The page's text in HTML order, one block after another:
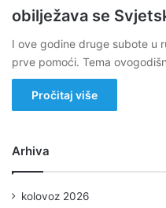
obilježava se
I ove godine druge subote u
prve pomoći. Tema
Pročitaj više
Arhiva
kolovoz 2026